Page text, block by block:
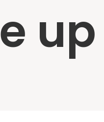
up